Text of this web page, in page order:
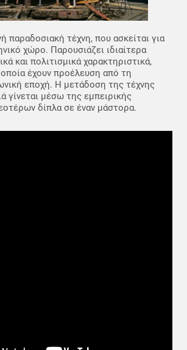
παραδοσιακή τέχνη, που ασκείται για
χώρο. Παρουσιάζει ιδιαίτερα
και πολιτισμικά χαρακτηριστικά,
έχουν προέλευση από τη
εποχή. Η μετάδοση της τέχνης
γίνεται μέσω της εμπειρικής
δίπλα σε έναν μάστορα.